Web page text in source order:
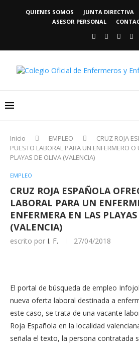
QUIENES SOMOS JUNTA DIRECTIVA
ASESOR PERSONAL
Inicio EMPLEO
CRUZ ROJA
PUESTO LABORAL PARA UN ENFERMERO O
PLAYAS DE OLIVA (VALENCIA)
EMPLEO
CRUZ ROJA ESPAÑOLA
LABORAL PARA UN
ENFERMERA EN LAS
(VALENCIA)
escrito por I. F. 27/04/2018
El portal de búsqueda de empleo
nueva oferta laboral destinada a
este caso, se trata de una vacante
Roja Española en la localidad
señala el texto, la persona contratada